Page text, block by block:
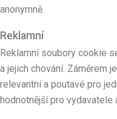
anonymně.
Reklamní
Reklamní soubory cookie
a jejich chování. Záměrem
relevantní a poutavé pro
hodnotnější pro vydavatele